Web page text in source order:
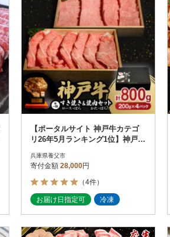
【ポータルサイト 神戸牛カテゴ
リ26年5月ランキング1位】神戸牛
0g
兵庫県養父市
寄付金額 28,000円
（4件）
お届け日指定可 冷凍